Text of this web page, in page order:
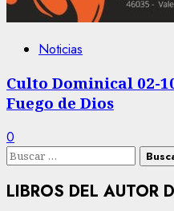
Noticias
Culto Dominical 02-
Fuego de Dios
0
Buscar:
LIBROS DEL AUTOR